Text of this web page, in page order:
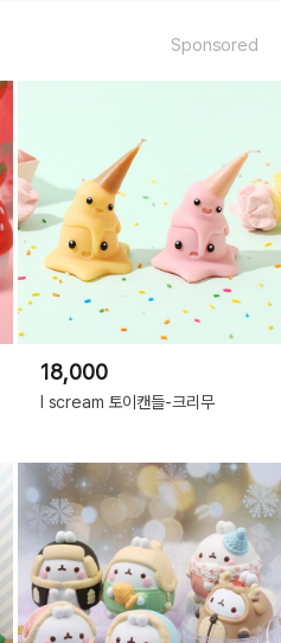
Sponsored
18,000
I scream 토이캔들-크리무